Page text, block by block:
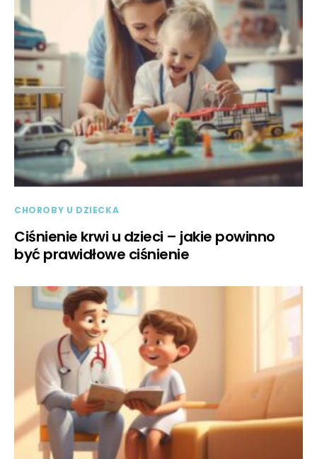
CHOROBY U DZIECKA
Ciśnienie krwi u dzieci – jakie powinno
być prawidłowe ciśnienie